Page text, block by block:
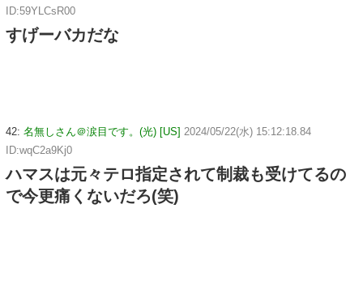
ID:59YLCsR00
すげーバカだな
42: 名無しさん＠涙目です。(光) [US] 2024/05/22(水) 15:12:18.84
ID:wqC2a9Kj0
ハマスは元々テロ指定されて制裁も受けてるの
で今更痛くないだろ(笑)